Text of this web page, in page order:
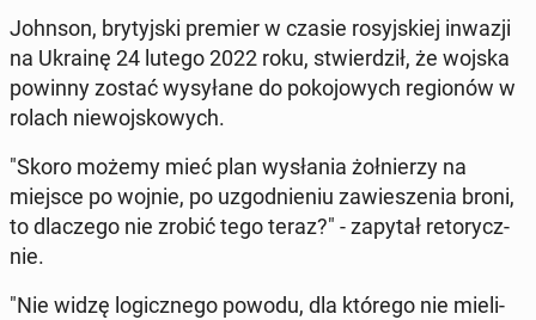
Johnson, bry­tyj­ski premier w czasie ro­syj­skiej inwazji
na Ukrainę 24 lutego 2022 roku, stwier­dził, że wojska
powinny zostać wy­sy­ła­ne do po­ko­jo­wych re­gio­nów w
rolach nie­woj­sko­wych.
"Skoro możemy mieć plan wy­sła­nia żoł­nie­rzy na
miejsce po wojnie, po uzgod­nie­niu za­wie­sze­nia broni,
to dla­cze­go nie zrobić tego teraz?" - zapytał re­to­rycz­
nie.
"Nie widzę lo­gicz­ne­go powodu, dla którego nie mie­li­